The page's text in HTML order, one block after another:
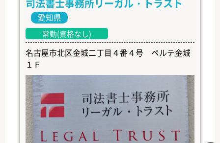
司法書士事務所リーガル・トラスト
愛知県
常勤(資格なし)
名古屋市北区金城二丁目４番４号 ペルテ金城
１Ｆ